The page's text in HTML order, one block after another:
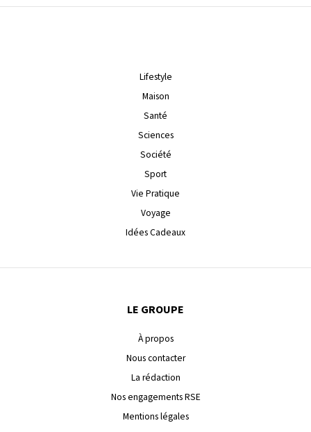
Lifestyle
Maison
Santé
Sciences
Société
Sport
Vie Pratique
Voyage
Idées Cadeaux
LE GROUPE
À propos
Nous contacter
La rédaction
Nos engagements RSE
Mentions légales